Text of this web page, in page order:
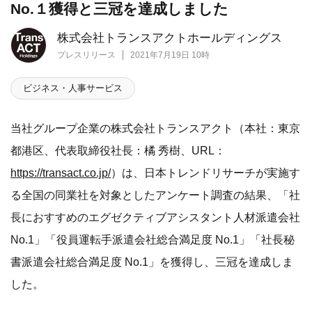
株式会社トランスアクトホールディングス
プレスリリース 2021年7月19日 10時
No.１獲得と三冠を達成しました
ビジネス・人事サービス
当社グループ企業の株式会社トランスアクト（本社：東京
都港区、代表取締役社長：橘 秀樹、URL：
https://transact.co.jp/）は、日本トレンドリサーチが実施す
る全国の同業社を対象としたアンケート調査の結果、「社
長におすすめのエグゼクティブアシスタント人材派遣会社
No.1」「役員運転手派遣会社総合満足度 No.1」「社長秘
書派遣会社総合満足度 No.1」を獲得し、三冠を達成しま
した。